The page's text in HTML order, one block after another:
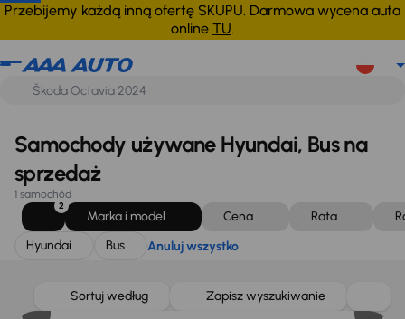
Przebijemy każdą inną ofertę SKUPU. Darmowa wycena auta
online TU.
Hyundai Bus Anuluj wszystko
Samochody używane Hyundai, Bus na
sprzedaż
1 samochód
2
Marka i model Cena Rata
Hyundai
Bus Anuluj wszystko
Sortuj według Zapisz wyszukiwanie
Taniej o 5 000 zł